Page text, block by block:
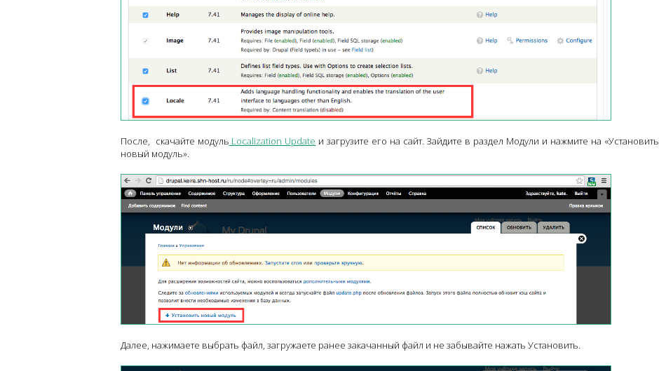
После, скачайте модуль Localization Update и загрузите его на сайт. Зайдите в раздел Модули и нажмите на «Установить
новый модуль».
Далее, нажимаете выбрать файл, загружаете ранее закачанный файл и не забывайте нажать Установить.